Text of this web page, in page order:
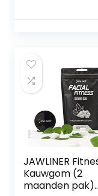
JAWLINER
Kauwgom (2
maanden pak)